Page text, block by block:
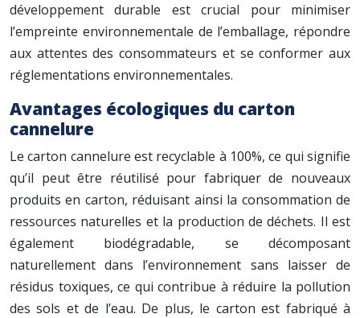
développement durable est crucial pour minimiser
l’empreinte environnementale de l’emballage, répondre
aux attentes des consommateurs et se conformer aux
réglementations environnementales.
Avantages écologiques du carton
cannelure
Le carton cannelure est recyclable à 100%, ce qui signifie
qu’il peut être réutilisé pour fabriquer de nouveaux
produits en carton, réduisant ainsi la consommation de
ressources naturelles et la production de déchets. Il est
également biodégradable, se décomposant
naturellement dans l’environnement sans laisser de
résidus toxiques, ce qui contribue à réduire la pollution
des sols et de l’eau. De plus, le carton est fabriqué à